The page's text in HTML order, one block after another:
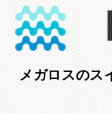
メガロスのス